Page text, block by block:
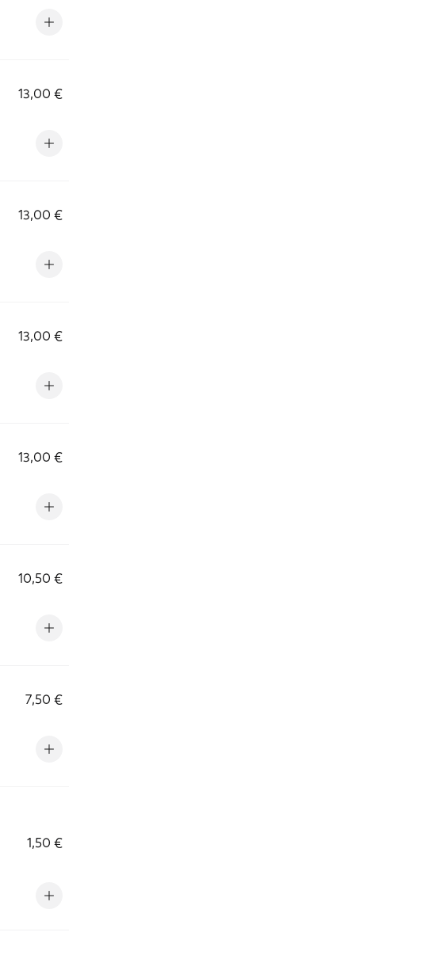
13,00 €
13,00 €
13,00 €
13,00 €
10,50 €
7,50 €
1,50 €